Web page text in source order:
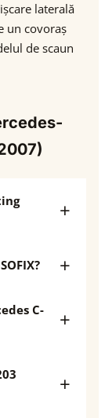
laterală
un covoraș
de scaun
C-